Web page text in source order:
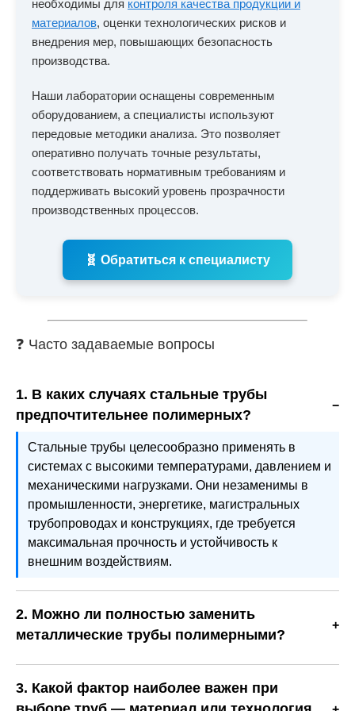
необходимы для контроля качества продукции и
материалов, оценки технологических рисков и
внедрения мер, повышающих безопасность
производства.
Наши лаборатории оснащены современным
оборудованием, а специалисты используют
передовые методики анализа. Это позволяет
оперативно получать точные результаты,
соответствовать нормативным требованиям и
поддерживать высокий уровень прозрачности
производственных процессов.
🧬 Обратиться к специалисту
❓ Часто задаваемые вопросы
1. В каких случаях стальные трубы
предпочтительнее полимерных?
Стальные трубы целесообразно применять в
системах с высокими температурами, давлением и
механическими нагрузками. Они незаменимы в
промышленности, энергетике, магистральных
трубопроводах и конструкциях, где требуется
максимальная прочность и устойчивость к
внешним воздействиям.
2. Можно ли полностью заменить
металлические трубы полимерными?
Полимерные трубы отлично подходят для
водоснабжения, отопления и канализации, однако в
3. Какой фактор наиболее важен при